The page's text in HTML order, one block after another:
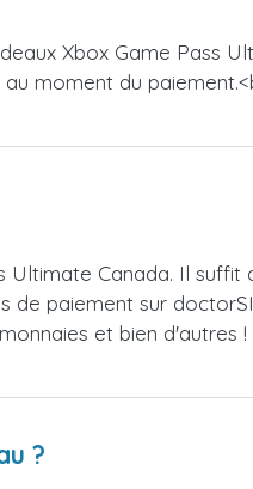
Xbox Game Pass
moment du
Ultimate Canada. Il
de paiement sur
et bien d'autres
?